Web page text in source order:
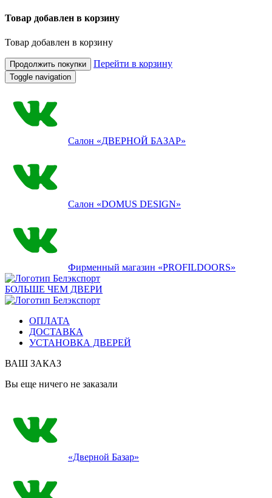
Товар добавлен в корзину
Товар добавлен в корзину
Продолжить покупки Перейти в корзину
Toggle navigation
Салон «ДВЕРНОЙ БАЗАР»
Салон «DOMUS DESIGN»
Фирменный магазин «PROFILDOORS»
БОЛЬШЕ ЧЕМ ДВЕРИ
ОПЛАТА
ДОСТАВКА
УСТАНОВКА ДВЕРЕЙ
ВАШ ЗАКАЗ
Вы еще ничего не заказали
«Дверной Базар»